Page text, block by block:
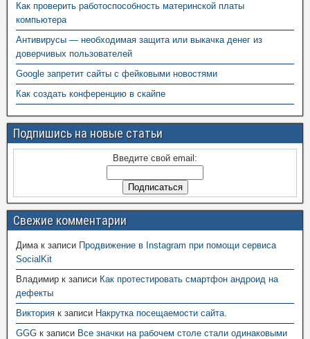
Как проверить работоспособность материнской платы
компьютера
Антивирусы — необходимая защита или выкачка денег из
доверчивых пользователей
Google запретит сайты с фейковыми новостями
Как создать конференцию в скайпе
Подпишись на новые статьи
Введите свой email:
Свежие комментарии
Димак записи Продвижение в Instagram при помощи сервиса
SocialKit
Владимир к записи Как протестировать смартфон андроид на
дефекты
Виктория к записи Накрутка посещаемости сайта.
GGG к записи Все значки на рабочем столе стали одинаковыми